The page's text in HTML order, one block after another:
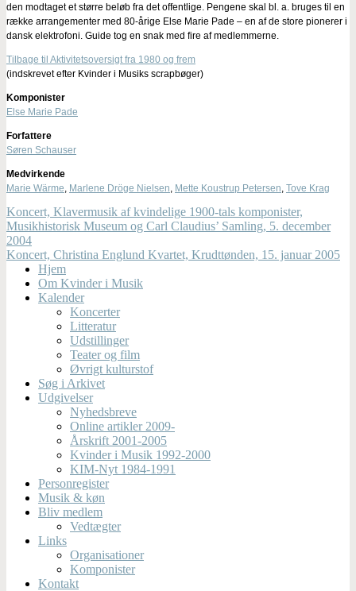
den modtaget et større beløb fra det offentlige. Pengene skal bl. a. bruges til en
række arrangementer med 80-årige Else Marie Pade – en af de store pionerer i
dansk elektrofoni. Guide tog en snak med fire af medlemmerne.
Tilbage til Aktivitetsoversigt fra 1980 og frem
(indskrevet efter Kvinder i Musiks scrapbøger)
Komponister
Else Marie Pade
Forfattere
Søren Schauser
Medvirkende
Marie Wärme Marlene Dröge Nielsen Mette Koustrup Petersen Tove Krag
Koncert, Klavermusik af kvindelige 1900-tals komponister,
Musikhistorisk Museum og Carl Claudius’ Samling, 5. december
2004
Koncert, Christina Englund Kvartet, Krudttønden, 15. januar 2005
Hjem
Om Kvinder i Musik
Kalender
Koncerter
Litteratur
Udstillinger
Teater og film
Øvrigt kulturstof
Søg i Arkivet
Udgivelser
Nyhedsbreve
Online artikler 2009-
Årskrift 2001-2005
Kvinder i Musik 1992-2000
KIM-Nyt 1984-1991
Personregister
Musik & køn
Bliv medlem
Vedtægter
Links
Organisationer
Komponister
Kontakt